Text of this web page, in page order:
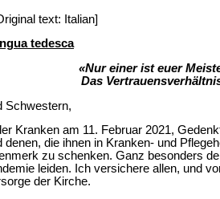
text: Italian]
tedesca
«Nur einer ist euer
Das
Schwestern,
Kranken am 11. Februar 2021,
denen, die ihnen in Kranken- und
zu schenken. Ganz besonders
leiden. Ich versichere allen, und
der Kirche.